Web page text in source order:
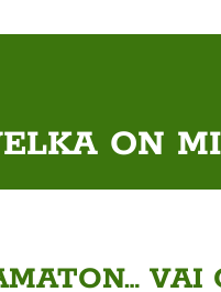
ON
VAI